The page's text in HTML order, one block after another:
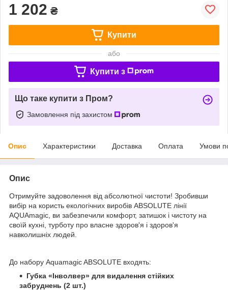
1 202 ₴
Купити
або
Купити з
Що таке купити з Пром?
Замовлення під захистом
Опис Характеристики Доставка Оплата Умови
Опис
Отримуйте задоволення від абсолютної чистоти! Зробивши
вибір на користь екологічних виробів ABSOLUTE лінії
AQUAmagic, ви забезпечили комфорт, затишок і чистоту на
своїй кухні, турботу про власне здоров'я і здоров'я
навколишніх людей.
До набору Aquamagic ABSOLUTE входять:
Губка «Інволвер» для видалення стійких
забруднень (2 шт.)